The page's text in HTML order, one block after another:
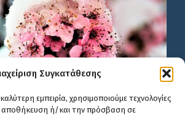
Συγκατάθεσης
εμπειρία, χρησιμοποιούμε τεχνολογίες
αποθήκευση ή/και την πρόσβαση σε